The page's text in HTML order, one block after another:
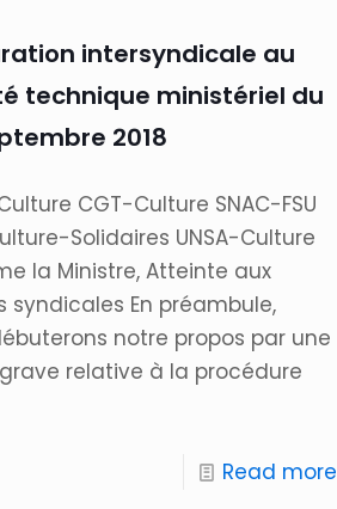
intersyndicale au
technique ministériel du
2018
CGT-Culture SNAC-FSU
Solidaires UNSA-Culture
la Ministre, Atteinte aux
syndicales En préambule,
notre propos par une
relative à la procédure
Read more